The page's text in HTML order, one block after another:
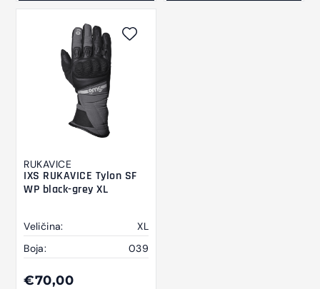
RUKAVICE
IXS RUKAVICE Tylon SF
WP black-grey XL
Veličina:
XL
Boja:
039
€70,00